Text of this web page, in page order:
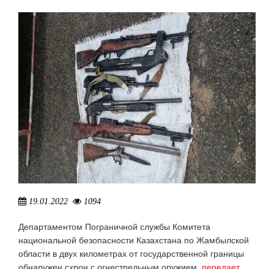
12.07.2024 1723
19.01.2022 1094
Департаментом Пограничной службы Комитета
национальной безопасности Казахстана по Жамбылской
области в двух километрах от государственной границы